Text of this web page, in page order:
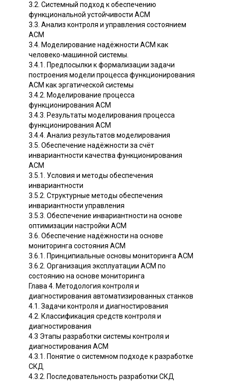
3.2. Системный подход к обеспечению
функциональной устойчивости ACM
3.3. Анализ контроля и управления состоянием
ACM
3.4. Моделирование надёжности ACM как
человеко-машинной системы.
3.4.1. Предпосылки к формализации задачи
построения модели процесса функционирования
ACM как эргатической системы
3.4.2. Моделирование процесса
функционирования ACM
3.4.3. Результаты моделирования процесса
функционирования ACM
3.4.4. Анализ результатов моделирования
3.5. Обеспечение надёжности за счёт
инвариантности качества функционирования
ACM
3.5.1. Условия и методы обеспечения
инвариантности
3.5.2. Структурные методы обеспечения
инвариантности управления
3.5.3. Обеспечение инвариантности на основе
оптимизации настройки ACM
3.6. Обеспечение надёжности на основе
мониторинга состояния ACM
3.6.1. Принципиальные основы мониторинга ACM
3.6.2. Организация эксплуатации ACM по
состоянию на основе мониторинга
Глава 4. Методология контроля и
диагностирования автоматизированных станков
4.1. Задачи контроля и диагностирования
4.2. Классификация средств контроля и
диагностирования
4.3 Этапы разработки системы контроля и
диагностирования ACM
4.3.1. Понятие о системном подходе к разработке
СКД
4.3.2. Последовательность разработки СКД